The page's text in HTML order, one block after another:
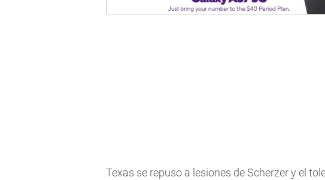
Texas se repuso a lesiones de Scherzer y el